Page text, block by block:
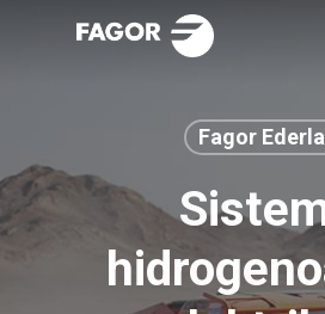
Fagor